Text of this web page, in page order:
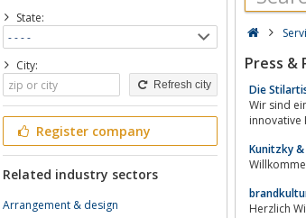
State:
City:
Refresh city
Register company
Related industry sectors
Arrangement & design
Press &
Die
Wir sind
innovative
Kunitzky
Herzlich